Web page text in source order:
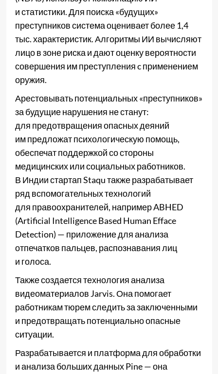
и статистики. Для поиска «будущих»
преступников система оценивает более 1,4
тыс. характеристик. Алгоритмы ИИ вычисляют
лицо в зоне риска и дают оценку вероятности
совершения им преступления c применением
оружия.
Арестовывать потенциальных «преступников»
за будущие нарушения не станут:
для предотвращения опасных деяний
им предложат психологическую помощь,
обеспечат поддержкой со стороны
медицинских или социальных работников.
В Индии стартап Staqu также разрабатывает
ряд вспомогательных технологий
для правоохранителей, например ABHED
(Artificial Intelligence Based Human Efface
Detection) — приложение для анализа
отпечатков пальцев, распознавания лиц
и голоса.
Также создается технология анализа
видеоматериалов Jarvis. Она помогает
работникам тюрем следить за заключенными
и предотвращать потенциально опасные
ситуации.
Разрабатывается и платформа для обработки
и анализа больших данных Pine — она